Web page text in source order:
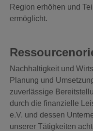
Region erhöhen und
ermöglicht.
Nachhaltigkeit und
Planung und
zuverlässige
durch die finanzielle
e.V. und dessen
unserer Tätigkeiten